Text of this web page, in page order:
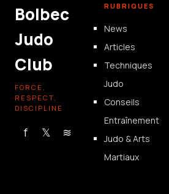
Bolbec
Judo
Club
FORCE,
RESPECT,
DISCIPLINE
f 𝕏 ≋
RUBRIQUES
News
Articles
Techniques
Judo
Conseils
Entraînement
Judo & Arts
Martiaux